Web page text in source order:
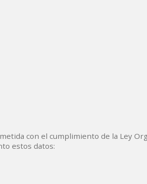
con el cumplimiento de la Ley
estos datos: